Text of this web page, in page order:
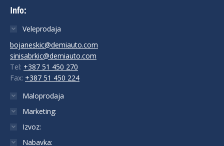
Info:
Veleprodaja
bojaneskic@demiauto.com
sinisabrkic@demiauto.com
Tel: +387 51 450 270
Fax: +387 51 450 224
Maloprodaja
Marketing:
Izvoz:
Nabavka: